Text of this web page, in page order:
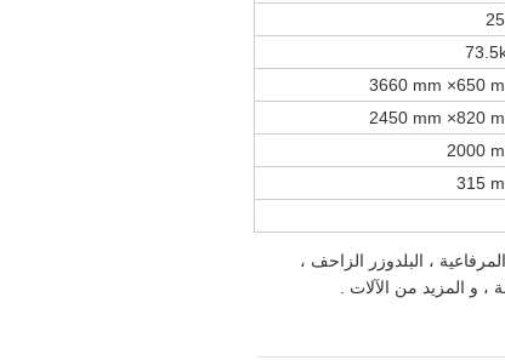
3660 mm ×650
2450 mm ×820
2000
315
، البلدوزر الزاحف ،
و المزيد من الآلات .